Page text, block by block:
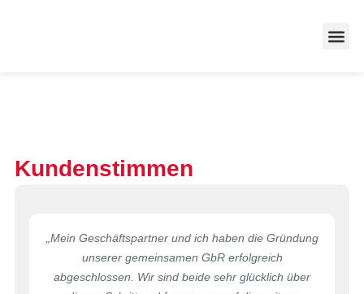
Kundenstimmen
„Mein Geschäftspartner und ich haben die Gründung
unserer gemeinsamen GbR erfolgreich
abgeschlossen. Wir sind beide sehr glücklich über